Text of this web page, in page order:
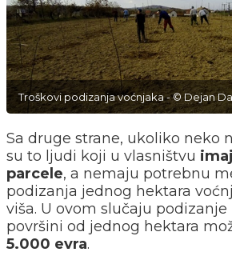
Troškovi podizanja voćnjaka - © Dejan
Sa druge strane, ukoliko neko
su to ljudi koji u vlasništvu
parcele, a nemaju potrebnu
podizanja jednog hektara
viša. U ovom slučaju podizanje
površini od jednog hektara
5.000 evra.